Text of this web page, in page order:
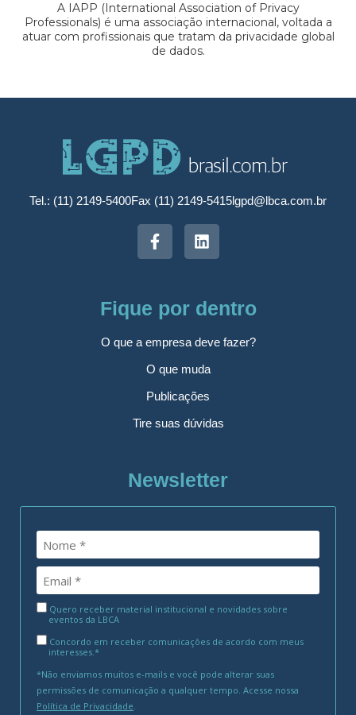
A IAPP (International Association of Privacy
Professionals) é uma associação internacional, voltada a
atuar com profissionais que tratam da privacidade global
de dados.
Tel.: (11) 2149-5400Fax (11) 2149-5415lgpd@lbca.com.br
Fique por dentro
O que a empresa deve fazer?
O que muda
Publicações
Tire suas dúvidas
Newsletter
Quero receber material institucional e novidades sobre
eventos da LBCA
Concordo em receber comunicações de acordo com meus
interesses.*
*Não enviamos muitos e-mails e você pode alterar suas
permissões de comunicação a qualquer tempo. Acesse nossa
Política de Privacidade